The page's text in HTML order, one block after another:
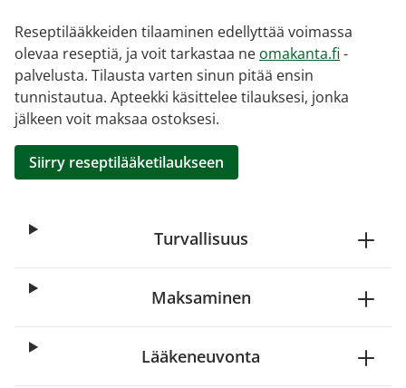
Reseptilääkkeiden tilaaminen edellyttää voimassa
olevaa reseptiä, ja voit tarkastaa ne omakanta.fi -
palvelusta. Tilausta varten sinun pitää ensin
tunnistautua. Apteekki käsittelee tilauksesi, jonka
jälkeen voit maksaa ostoksesi.
Siirry reseptilääketilaukseen
Turvallisuus
Maksaminen
Lääkeneuvonta